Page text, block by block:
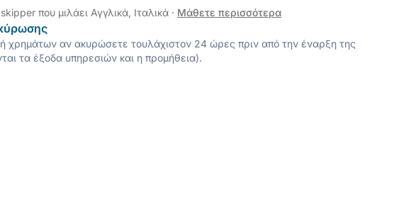
που μιλάει Αγγλικά, Ιταλικά · Μάθετε περισσότερα
χρημάτων αν ακυρώσετε τουλάχιστον 24 ώρες πριν από την έναρξη της
τα έξοδα υπηρεσιών και η προμήθεια).